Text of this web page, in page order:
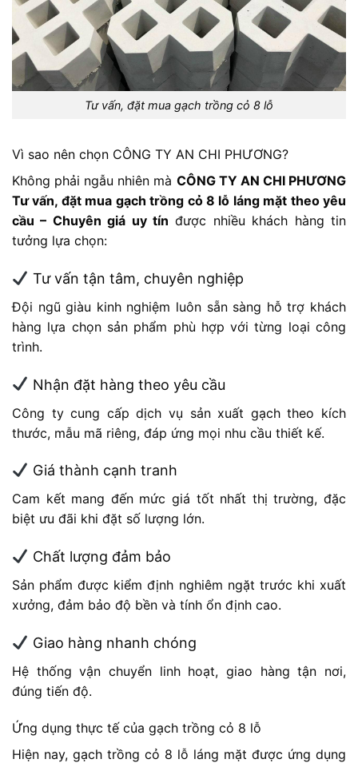
Tư vấn, đặt mua gạch trồng cỏ 8 lỗ
Vì sao nên chọn CÔNG TY AN CHI PHƯƠNG?
Không phải ngẫu nhiên mà CÔNG TY AN CHI PHƯƠNG
Tư vấn, đặt mua gạch trồng cỏ 8 lỗ láng mặt theo yêu
cầu – Chuyên giá uy tín được nhiều khách hàng tin
tưởng lựa chọn:
Tư vấn tận tâm, chuyên nghiệp
Đội ngũ giàu kinh nghiệm luôn sẵn sàng hỗ trợ khách
hàng lựa chọn sản phẩm phù hợp với từng loại công
trình.
Nhận đặt hàng theo yêu cầu
Công ty cung cấp dịch vụ sản xuất gạch theo kích
thước, mẫu mã riêng, đáp ứng mọi nhu cầu thiết kế.
Giá thành cạnh tranh
Cam kết mang đến mức giá tốt nhất thị trường, đặc
biệt ưu đãi khi đặt số lượng lớn.
Chất lượng đảm bảo
Sản phẩm được kiểm định nghiêm ngặt trước khi xuất
xưởng, đảm bảo độ bền và tính ổn định cao.
Giao hàng nhanh chóng
Hệ thống vận chuyển linh hoạt, giao hàng tận nơi,
đúng tiến độ.
Ứng dụng thực tế của gạch trồng cỏ 8 lỗ
Hiện nay, gạch trồng cỏ 8 lỗ láng mặt được ứng dụng